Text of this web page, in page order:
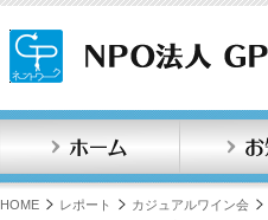
HOME レポート カジュアルワイン会